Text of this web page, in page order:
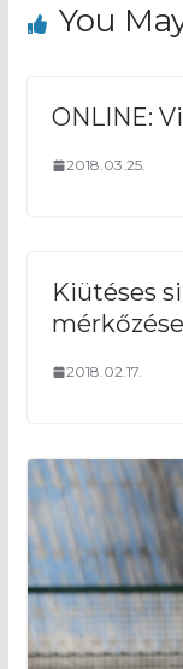
You
ONLINE:
2018.03.25.
Kiütéses
2018.02.17.